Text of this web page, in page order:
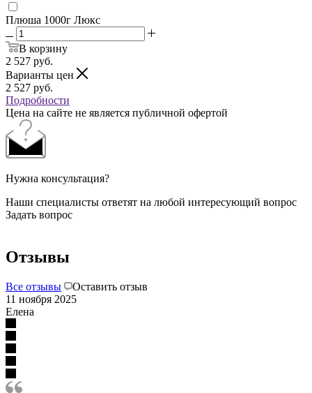
Плюша 1000г Люкс
В корзину
2 527 руб.
Варианты цен
2 527 руб.
Подробности
Цена на сайте не является публичной офертой
Нужна консультация?
Наши специалисты ответят на любой интересующий вопрос
Задать вопрос
Отзывы
Все отзывы
Оставить отзыв
11 ноября 2025
Елена